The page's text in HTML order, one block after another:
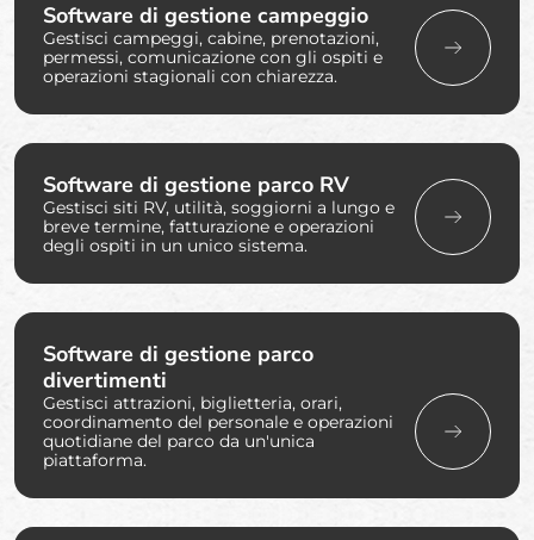
Software di gestione campeggio
Gestisci campeggi, cabine, prenotazioni,
permessi, comunicazione con gli ospiti e
operazioni stagionali con chiarezza.
Software di gestione parco RV
Gestisci siti RV, utilità, soggiorni a lungo e
breve termine, fatturazione e operazioni
degli ospiti in un unico sistema.
Software di gestione parco
divertimenti
Gestisci attrazioni, biglietteria, orari,
coordinamento del personale e operazioni
quotidiane del parco da un'unica
piattaforma.